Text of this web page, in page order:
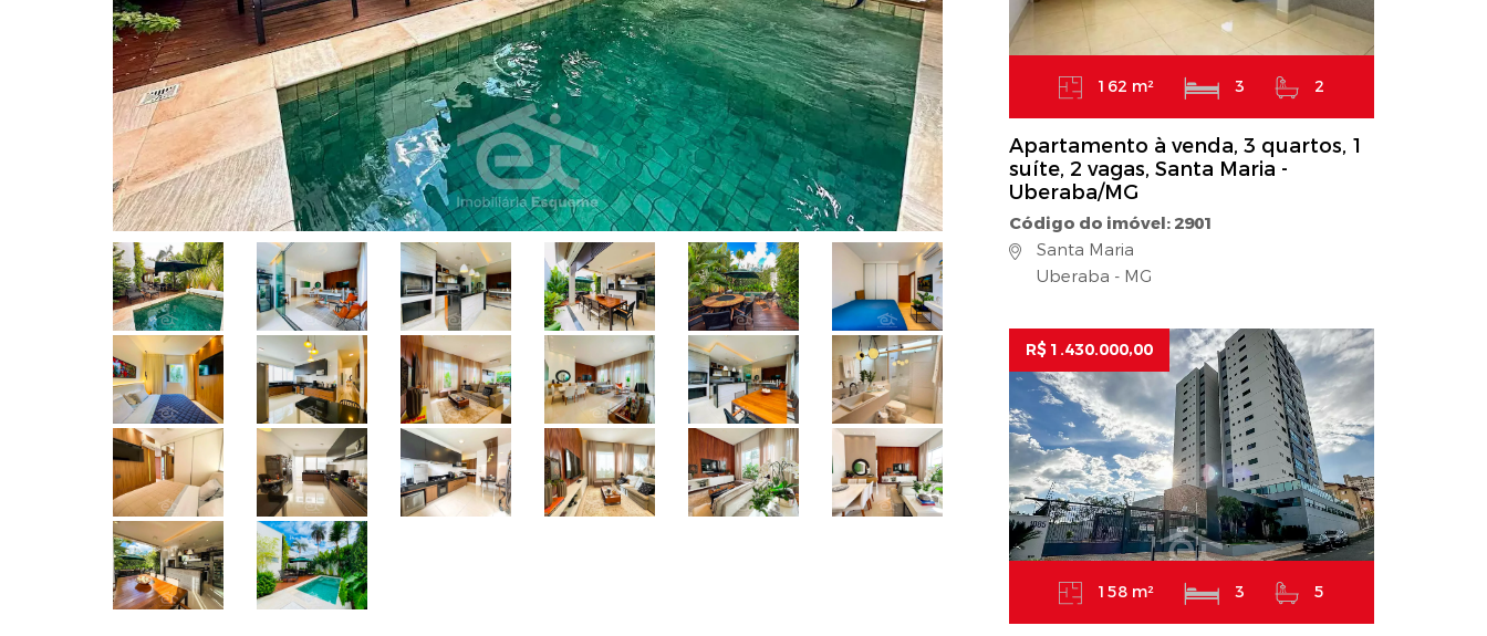
162 m² 3 2
Apartamento à venda, 3 quartos, 1
suíte, 2 vagas, Santa Maria -
Uberaba/MG
Código do imóvel: 2901
Santa Maria
Uberaba - MG
R$ 1.430.000,00
158 m² 3 5